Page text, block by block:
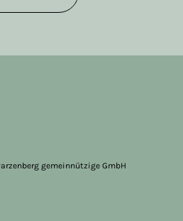
gemeinnützige GmbH